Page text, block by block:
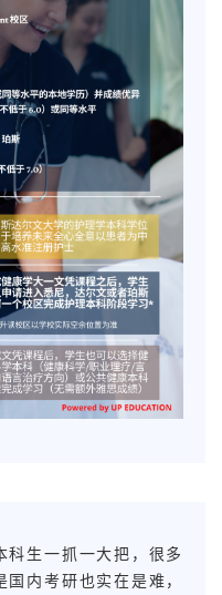
科生一抓一大把，很多
内考研也实在是难，